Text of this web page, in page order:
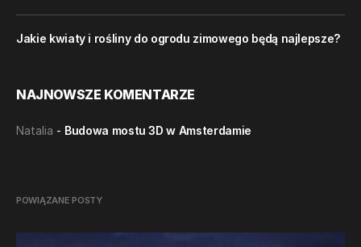
Jakie kwiaty i rośliny do ogrodu zimowego będą najlepsze?
NAJNOWSZE KOMENTARZE
Natalia - Budowa mostu 3D w Amsterdamie
POWIĄZANE POSTY